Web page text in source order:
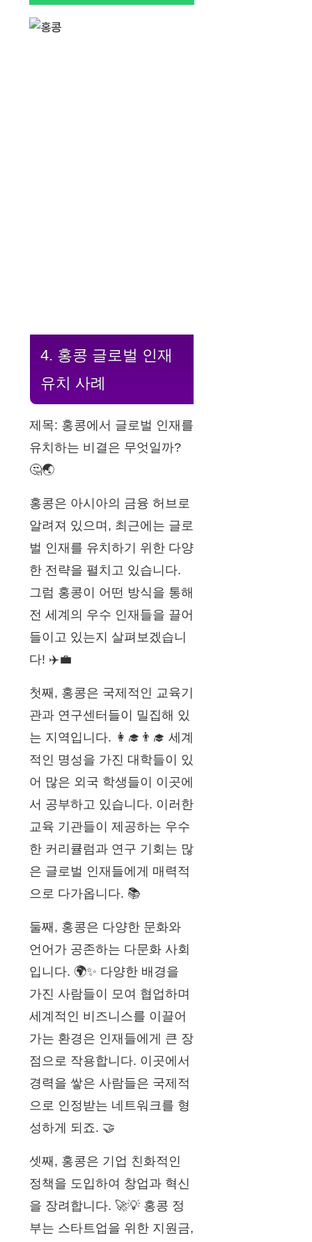
4. 홍콩 글로벌 인재
유치 사례
제목: 홍콩에서 글로벌 인재를
유치하는 비결은 무엇일까?
🤔🌏
홍콩은 아시아의 금융 허브로
알려져 있으며, 최근에는 글로
벌 인재를 유치하기 위한 다양
한 전략을 펼치고 있습니다.
그럼 홍콩이 어떤 방식을 통해
전 세계의 우수 인재들을 끌어
들이고 있는지 살펴보겠습니
다! ✈️💼
첫째, 홍콩은 국제적인 교육기
관과 연구센터들이 밀집해 있
는 지역입니다. 👩‍🎓👨‍🎓 세계
적인 명성을 가진 대학들이 있
어 많은 외국 학생들이 이곳에
서 공부하고 있습니다. 이러한
교육 기관들이 제공하는 우수
한 커리큘럼과 연구 기회는 많
은 글로벌 인재들에게 매력적
으로 다가옵니다. 📚
둘째, 홍콩은 다양한 문화와
언어가 공존하는 다문화 사회
입니다. 🌍✨ 다양한 배경을
가진 사람들이 모여 협업하며
세계적인 비즈니스를 이끌어
가는 환경은 인재들에게 큰 장
점으로 작용합니다. 이곳에서
경력을 쌓은 사람들은 국제적
으로 인정받는 네트워크를 형
성하게 되죠. 🤝
셋째, 홍콩은 기업 친화적인
정책을 도입하여 창업과 혁신
을 장려합니다. 🚀💡 홍콩 정
부는 스타트업을 위한 지원금,